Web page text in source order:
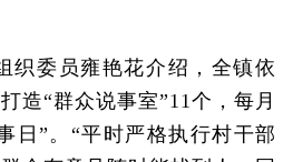
委员雍艳花介绍，全镇依
造“群众说事室”11个，每月
日”。“平时严格执行村干部